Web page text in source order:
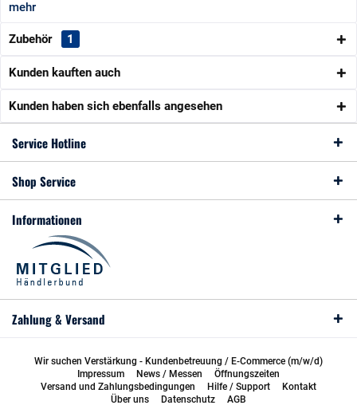
mehr
Zubehör 1
Kunden kauften auch
Kunden haben sich ebenfalls angesehen
Service Hotline
Shop Service
Informationen
Zahlung & Versand
Wir suchen Verstärkung - Kundenbetreuung / E-Commerce (m/w/d)
Impressum
News / Messen
Öffnungszeiten
Versand und Zahlungsbedingungen
Hilfe / Support
Kontakt
Über uns
Datenschutz AGB